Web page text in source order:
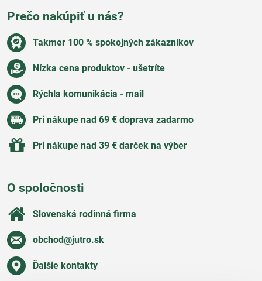
Prečo nakúpiť u nás?
Takmer 100 % spokojných zákazníkov
Nízka cena produktov - ušetríte
Rýchla komunikácia - mail
Pri nákupe nad 69 € doprava zadarmo
Pri nákupe nad 39 € darček na výber
O spoločnosti
Slovenská rodinná firma
obchod​@jutro​.sk
Ďalšie kontakty